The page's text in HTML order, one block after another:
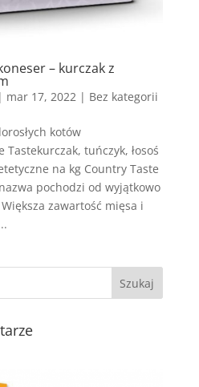
– kurczak z
| mar 17, 2022| Bez kategorii
kotów
tuńczyk, łosoś
na kg Country Taste
pochodzi od wyjątkowo
zawartość mięsa i